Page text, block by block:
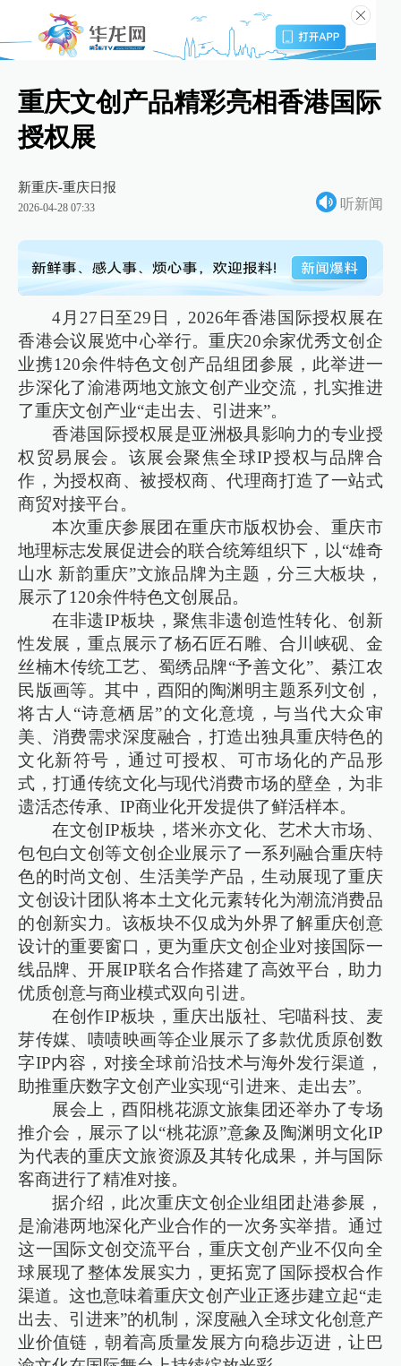
重庆文创产品精彩亮相香港国际
授权展
新重庆-重庆日报
2026-04-28 07:33 听新闻
4月27日至29日，2026年香港国际授权展在
香港会议展览中心举行。重庆20余家优秀文创企
业携120余件特色文创产品组团参展，此举进一
步深化了渝港两地文旅文创产业交流，扎实推进
了重庆文创产业“走出去、引进来”。
香港国际授权展是亚洲极具影响力的专业授
权贸易展会。该展会聚焦全球IP授权与品牌合
作，为授权商、被授权商、代理商打造了一站式
商贸对接平台。
本次重庆参展团在重庆市版权协会、重庆市
地理标志发展促进会的联合统筹组织下，以“雄奇
山水 新韵重庆”文旅品牌为主题，分三大板块，
展示了120余件特色文创展品。
在非遗IP板块，聚焦非遗创造性转化、创新
性发展，重点展示了杨石匠石雕、合川峡砚、金
丝楠木传统工艺、蜀绣品牌“予善文化”、綦江农
民版画等。其中，酉阳的陶渊明主题系列文创，
将古人“诗意栖居”的文化意境，与当代大众审
美、消费需求深度融合，打造出独具重庆特色的
文化新符号，通过可授权、可市场化的产品形
式，打通传统文化与现代消费市场的壁垒，为非
遗活态传承、IP商业化开发提供了鲜活样本。
在文创IP板块，塔米亦文化、艺术大市场、
包包白文创等文创企业展示了一系列融合重庆特
色的时尚文创、生活美学产品，生动展现了重庆
文创设计团队将本土文化元素转化为潮流消费品
的创新实力。该板块不仅成为外界了解重庆创意
设计的重要窗口，更为重庆文创企业对接国际一
线品牌、开展IP联名合作搭建了高效平台，助力
优质创意与商业模式双向引进。
在创作IP板块，重庆出版社、宅喵科技、麦
芽传媒、啧啧映画等企业展示了多款优质原创数
字IP内容，对接全球前沿技术与海外发行渠道，
助推重庆数字文创产业实现“引进来、走出去”。
展会上，酉阳桃花源文旅集团还举办了专场
推介会，展示了以“桃花源”意象及陶渊明文化IP
为代表的重庆文旅资源及其转化成果，并与国际
客商进行了精准对接。
据介绍，此次重庆文创企业组团赴港参展，
是渝港两地深化产业合作的一次务实举措。通过
这一国际文创交流平台，重庆文创产业不仅向全
球展现了整体发展实力，更拓宽了国际授权合作
渠道。这也意味着重庆文创产业正逐步建立起“走
出去、引进来”的机制，深度融入全球文化创意产
业价值链，朝着高质量发展方向稳步迈进，让巴